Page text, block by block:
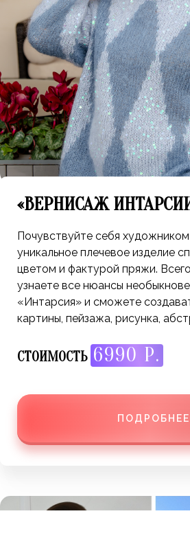
«ВЕРНИСАЖ
Почувствуйте себя
уникальное плечевое изделие
цветом и фактурой пряжи.
узнаете все нюансы
«Интарсия» и сможете
картины, пейзажа, рисунка,
СТОИМОСТЬ 6990 Р.
ПОДРОБНЕЕ